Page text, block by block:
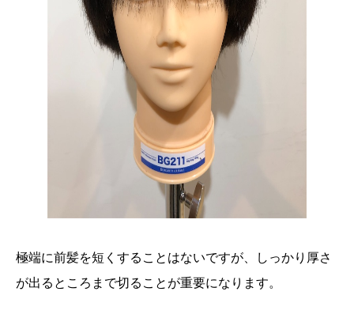
極端に前髪を短くすることはないですが、しっかり厚さ
が出るところまで切ることが重要になります。